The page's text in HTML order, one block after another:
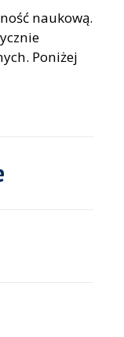
naukową.
Poniżej